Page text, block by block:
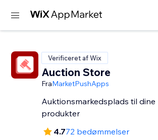
Verificeret af Wix
Auction Store
FraMarketPushApps
Auktionsmarkedsplads til dine
produkter
4.772 bedømmelser